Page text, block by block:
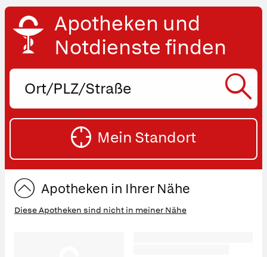
Apotheken und
Notdienste finden
Ort,
oder
Straße
Mein Standort
Apotheken in Ihrer Nähe
Diese Apotheken sind nicht in meiner Nähe